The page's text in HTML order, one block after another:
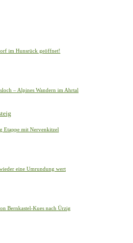
im Hunsrück geöffnet!
– Alpines Wandern im Ahrtal
Etappe mit Nervenkitzel
eine Umrundung wert
Bernkastel-Kues nach Ürzig